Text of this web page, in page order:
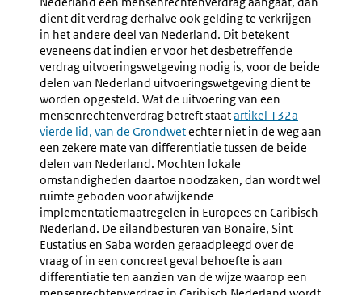
dient dit verdrag derhalve ook gelding te verkrijgen
in het andere deel van Nederland. Dit betekent
eveneens dat indien er voor het desbetreffende
verdrag uitvoeringswetgeving nodig is, voor de beide
delen van Nederland uitvoeringswetgeving dient te
worden opgesteld. Wat de uitvoering van een
mensenrechtenverdrag betreft staatExterne
link:
artikel 132a
vierde lid, van de Grondwetechter niet in de weg aan
een zekere mate van differentiatie tussen de beide
delen van Nederland. Mochten lokale
omstandigheden daartoe noodzaken, dan wordt wel
ruimte geboden voor afwijkende
implementatiemaatregelen in Europees en Caribisch
Nederland. De eilandbesturen van Bonaire, Sint
Eustatius en Saba worden geraadpleegd over de
vraag of in een concreet geval behoefte is aan
differentiatie ten aanzien van de wijze waarop een